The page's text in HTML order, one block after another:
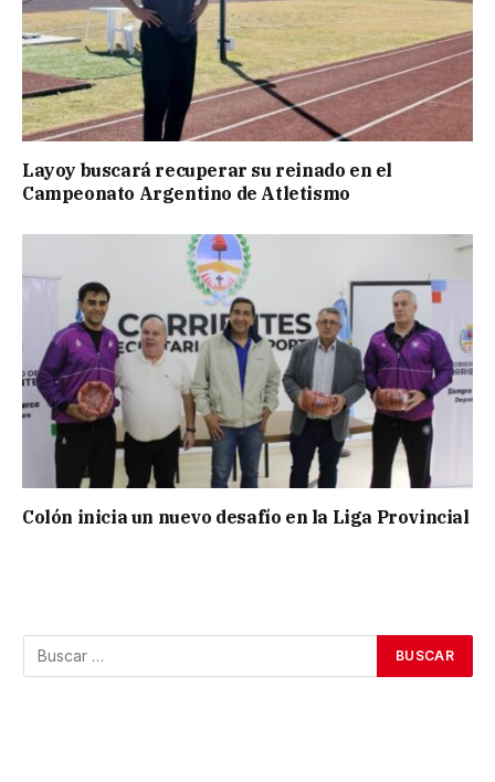
Layoy buscará recuperar su reinado en el
Campeonato Argentino de Atletismo
Colón inicia un nuevo desafío en la Liga Provincial